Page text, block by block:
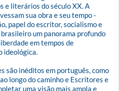
e literários do século XX. A
sua obra e seu tempo -
papel do escritor, socialismo e
um panorama profundo
em tempos de
ideológica.
são inéditos em português, como
longo do caminho e Escritores e
uma visão mais ampla e